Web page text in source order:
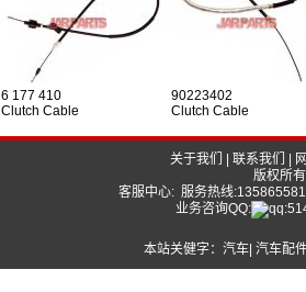
6 177 410
Clutch Cable
90223402
Clutch Cable
关于我们 联系我们
版权所
客服中心: 服务热线
业务咨询QQ:
本站关健字： 汽车| 汽车配